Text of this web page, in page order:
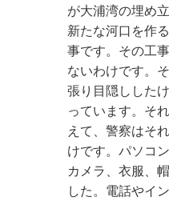
が大浦湾の埋め
新たな河口を作
事です。その工
ないわけです。
張り目隠しした
っています。そ
えて、警察はそ
けです。パソコ
カメラ、衣服、
した。電話やイ